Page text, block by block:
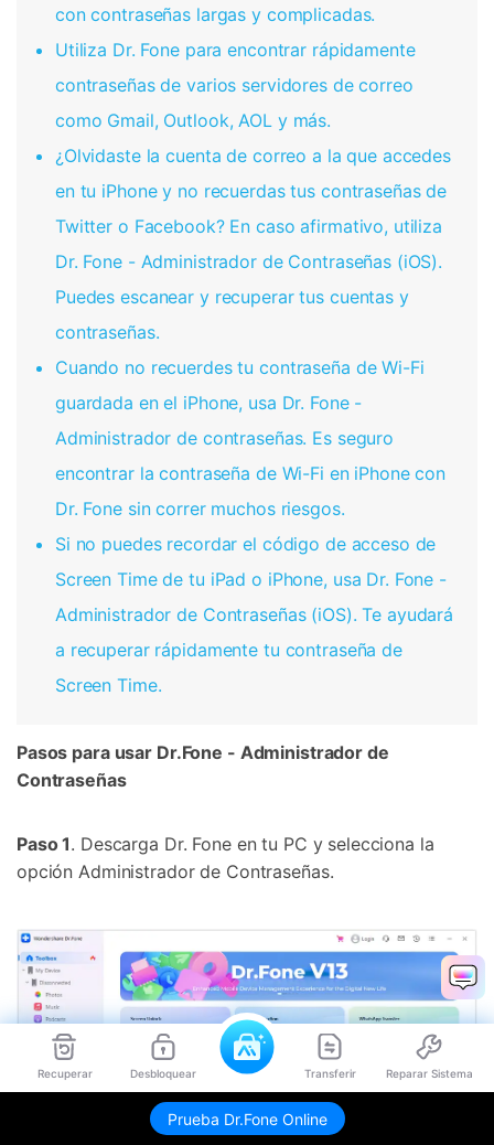
Recuperar Desbloquear Transferir Reparar Sistema
Prueba Dr.Fone Online
con contraseñas largas y complicadas.
Utiliza Dr. Fone para encontrar rápidamente
contraseñas de varios servidores de correo
como Gmail, Outlook, AOL y más.
¿Olvidaste la cuenta de correo a la que accedes
en tu iPhone y no recuerdas tus contraseñas de
Twitter o Facebook? En caso afirmativo, utiliza
Dr. Fone - Administrador de Contraseñas (iOS).
Puedes escanear y recuperar tus cuentas y
contraseñas.
Cuando no recuerdes tu contraseña de Wi-Fi
guardada en el iPhone, usa Dr. Fone -
Administrador de contraseñas. Es seguro
encontrar la contraseña de Wi-Fi en iPhone con
Dr. Fone sin correr muchos riesgos.
Si no puedes recordar el código de acceso de
Screen Time de tu iPad o iPhone, usa Dr. Fone -
Administrador de Contraseñas (iOS). Te ayudará
a recuperar rápidamente tu contraseña de
Screen Time.
Pasos para usar Dr.Fone - Administrador de
Contraseñas
Paso 1. Descarga Dr. Fone en tu PC y selecciona la
opción Administrador de Contraseñas.